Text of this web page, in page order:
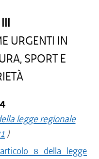
URGENTI IN
SPORT E
legge regionale
)
8 della legge